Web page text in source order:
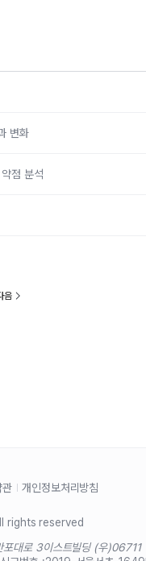
변화
점 분석
음
관 개인정보처리방침
rights reserved
포대로 3이스트빌딩 (우)06711